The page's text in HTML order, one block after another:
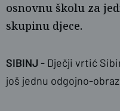
osnovnu školu za
skupinu djece.
SIBINJ - Dječji vrtić
još jednu odgojno-